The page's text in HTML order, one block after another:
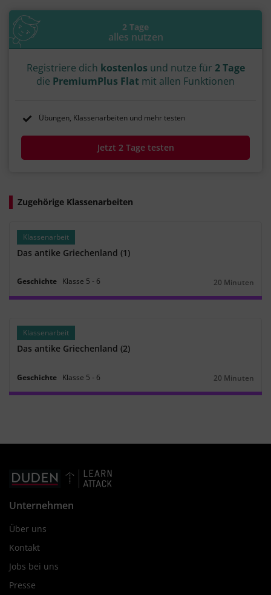
#der erste
#2. #1. #Babylon
#Alexandreia
#324
#Eroberungen
#Expansionen
#Massenhochzeit
#Diadochenreiche
#Diadochenkriege
#Weltreich
2 Tage
alles nutzen
Registriere dich kostenlos und nutze für 2 Tage
die PremiumPlus Flat mit allen Funktionen
Übungen, Klassenarbeiten und mehr testen
Jetzt 2 Tage testen
Zugehörige Klassenarbeiten
Klassenarbeit
Das antike Griechenland (1)
Geschichte Klasse 5 ‐ 6
Dauer:
20 Minuten
Klassenarbeit
Das antike Griechenland (2)
Geschichte Klasse 5 ‐ 6
Dauer:
20 Minuten
Unternehmen
Über uns
Kontakt
Jobs bei uns
Presse